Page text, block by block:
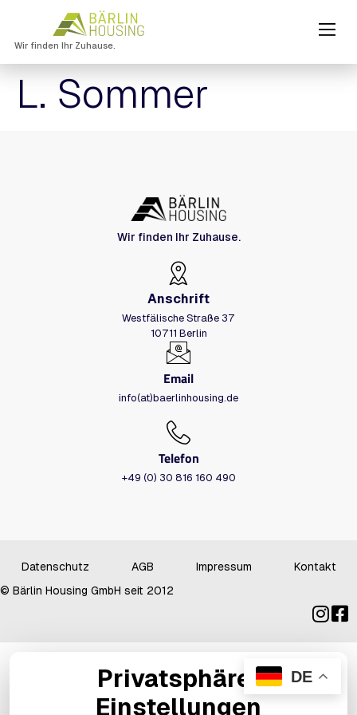
Wir finden Ihr Zuhause.
L. Sommer
Wir finden Ihr Zuhause.
Anschrift
Westfälische Straße 37
10711 Berlin
Email
info(at)baerlinhousing.de
Telefon
+49 (0) 30 816 160 490
© Bärlin Housing GmbH seit 2012
Datenschutz AGB Impressum Kontakt
Privatsphäre-
Einstellungen
DE